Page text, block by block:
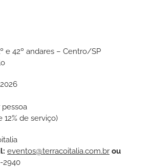
e 42º andares – Centro/SP
pessoa
12% de serviço)
eventos@terracoitalia.com.br ou
2940